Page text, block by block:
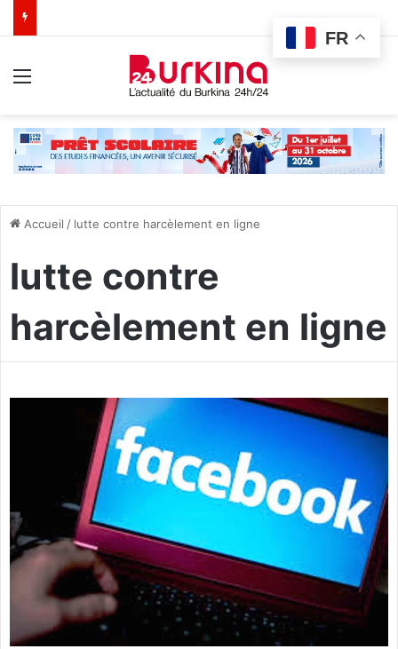
Accueil / lutte contre harcèlement en ligne
lutte contre
harcèlement en ligne
FR